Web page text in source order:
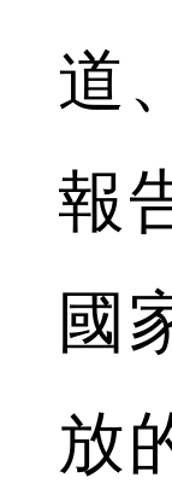
道
報
國
放